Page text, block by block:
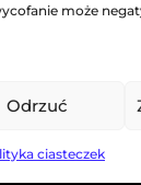
może
Odrzuć
ciasteczek